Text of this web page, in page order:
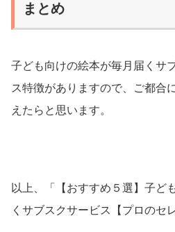
まとめ
子ども向けの絵本が毎月届くサ
ス特徴がありますので、ご都合
えたらと思います。
以上、「【おすすめ５選】子ど
くサブスクサービス【プロのセ